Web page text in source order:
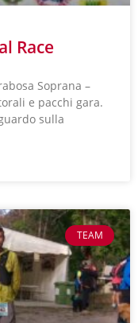
Race
Soprana –
e pacchi gara.
sulla
TEAM